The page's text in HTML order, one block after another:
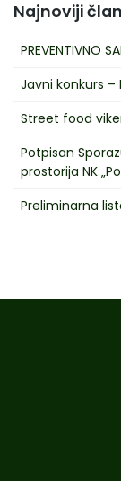
Najnoviji
PREVENTIVNO
Javni konkurs –
Street food
Potpisan
prostorija NK
Preliminarna